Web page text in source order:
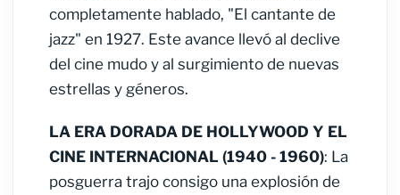
completamente hablado, "El cantante de
jazz" en 1927. Este avance llevó al declive
del cine mudo y al surgimiento de nuevas
estrellas y géneros.
LA ERA DORADA DE HOLLYWOOD Y EL
CINE INTERNACIONAL (1940 - 1960): La
posguerra trajo consigo una explosión de